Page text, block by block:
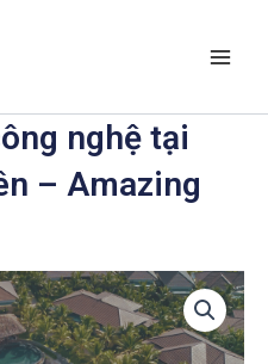
Menu
nghệ tại
– Amazing